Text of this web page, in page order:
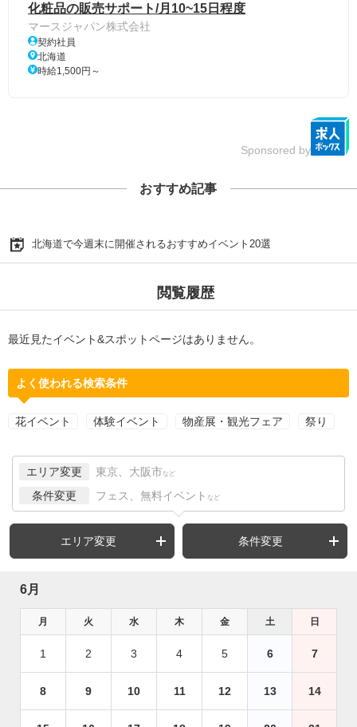
化粧品の販売サポート/月10~15日程度
マースジャパン株式会社
契約社員
北海道
時給1,500円～
Sponsored by
おすすめ記事
北海道で今週末に開催されるおすすめイベント20選
閲覧履歴
最近見たイベント&スポットページはありません。
よく使われる検索条件
花イベント 体験イベント 物産展・観光フェア 祭り
エリア変更 東京、大阪市 など
条件変更 フェス、無料イベント など
エリア変更 条件変更
6月
月 火 水 木 金 土 日
1 2 3 4 5 6 7
8 9 10 11 12 13 14